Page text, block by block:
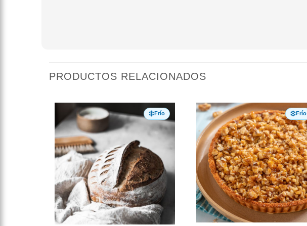
PRODUCTOS RELACIONADOS
Frío Frío